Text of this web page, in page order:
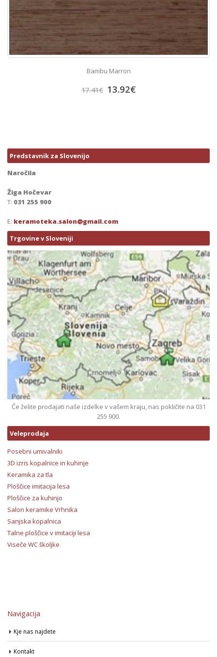
Bambu Marron
17.41€ 13.92€
Predstavnik za Slovenijo
Naročila
Žiga Hočevar
T: 031 255 900
E: keramoteka.salon@gmail.com
Trgovine v Sloveniji
Če želite prodajati naše izdelke v vašem kraju, nas pokličite na 031
255 900.
Veleprodaja
Posebni umivalniki
3D izris kopalnice in kuhinje
Keramika za tla
Ploščice imitacija lesa
Ploščice za kuhinjo
Salon keramike Vrhnika
Sanjska kopalnica
Talne ploščice v imitaciji lesa
Viseče WC školjke
Navigacija
Kje nas najdete
Kontakt